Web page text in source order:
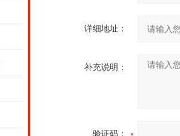
详细地址：
补充说明：
验证码：